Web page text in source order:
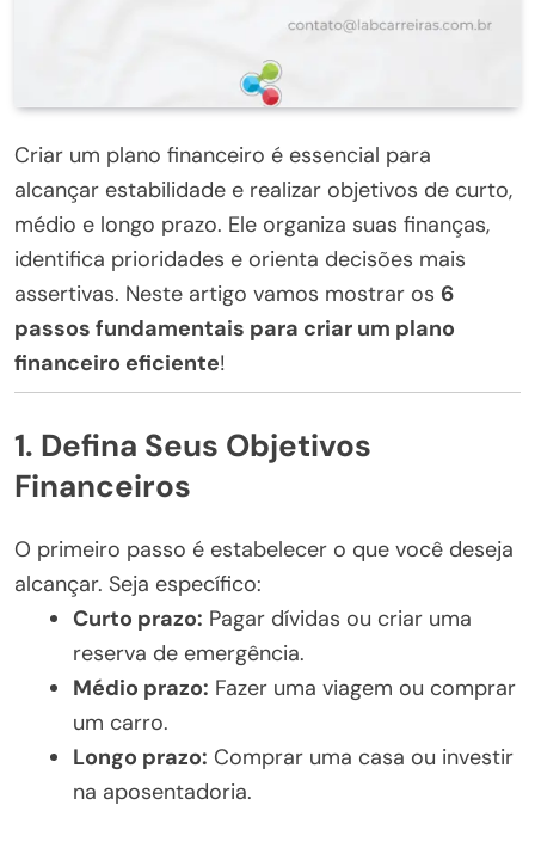
Criar um plano financeiro é essencial para
alcançar estabilidade e realizar objetivos de curto,
médio e longo prazo. Ele organiza suas finanças,
identifica prioridades e orienta decisões mais
assertivas. Neste artigo vamos mostrar os 6
passos fundamentais para criar um plano
financeiro eficiente!
1. Defina Seus Objetivos
Financeiros
O primeiro passo é estabelecer o que você deseja
alcançar. Seja específico:
Curto prazo: Pagar dívidas ou criar uma
reserva de emergência.
Médio prazo: Fazer uma viagem ou comprar
um carro.
Longo prazo: Comprar uma casa ou investir
na aposentadoria.